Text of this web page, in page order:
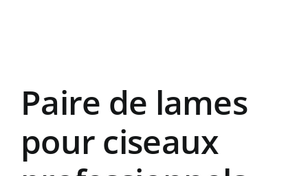
Paire de lames
pour ciseaux